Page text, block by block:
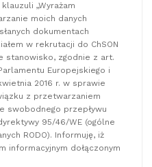
„Wyrażam
moich danych
dokumentach
w rekrutacji do ChSON
stanowisko, zgodnie z art.
Europejskiego i
2016 r. w sprawie
z przetwarzaniem
swobodnego przepływu
95/46/WE (ogólne
RODO). Informuję, iż
informacyjnym dołączonym